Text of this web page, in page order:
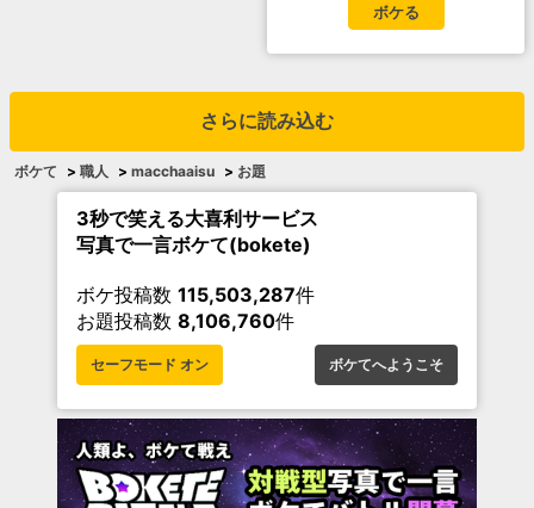
ボケる
さらに読み込む
ボケて > 職人 > macchaaisu > お題
3秒で笑える大喜利サービス
写真で一言ボケて(bokete)
ボケ投稿数 115,503,287件
お題投稿数 8,106,760件
セーフモード オン ボケてへようこそ